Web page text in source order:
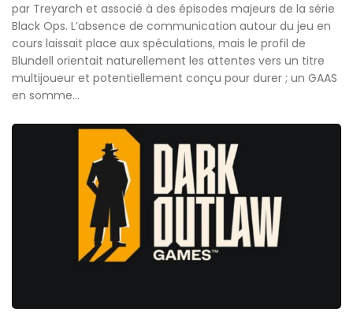
par Treyarch et associé à des épisodes majeurs de la série
Black Ops. L’absence de communication autour du jeu en
cours laissait place aux spéculations, mais le profil de
Blundell orientait naturellement les attentes vers un titre
multijoueur et potentiellement conçu pour durer ; un GAAS
en somme…